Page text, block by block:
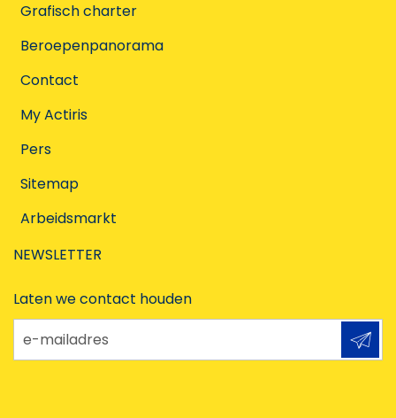
Grafisch charter
Beroepenpanorama
Contact
My Actiris
Pers
Sitemap
Arbeidsmarkt
NEWSLETTER
Laten we contact houden
e-mailadres